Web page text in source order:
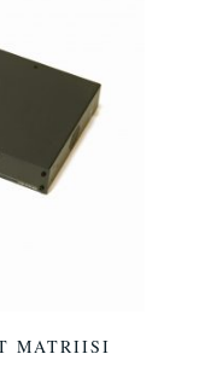
MATRIISI